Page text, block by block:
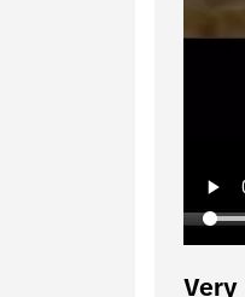
Very